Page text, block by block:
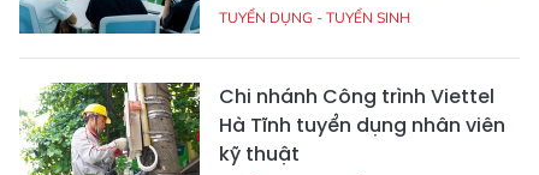
TUYỂN DỤNG - TUYỂN SINH
Chi nhánh Công trình Viettel
Hà Tĩnh tuyển dụng nhân viên
kỹ thuật